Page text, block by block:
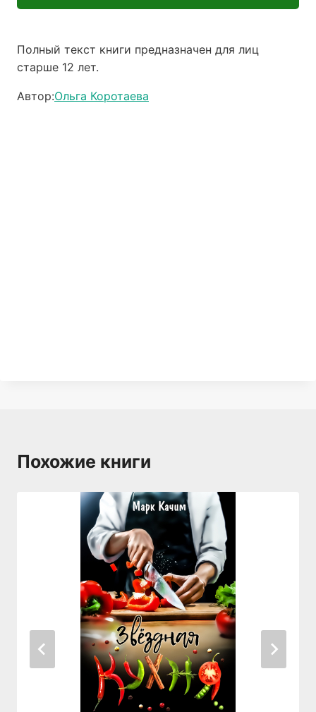
Полный текст книги предназначен для лиц
старше 12 лет.
Автор:Ольга Коротаева
Похожие книги